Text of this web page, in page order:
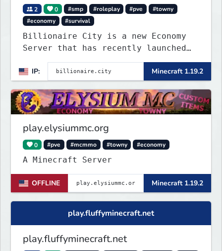
2 0 #smp #roleplay #pve
#towny
#economy
#survival
Billionaire City is a new Economy
Server that has recently launched
into Beta. We offer lots of known-
systems of Economy servers re-
imagined, such as Jobs, Apartments,
Houses and more! As well as
completely new features never seen
IP: Minecraft 1.19.2
play.elysiummc.org
0 #pve #mcmmo #towny #economy
A Minecraft Server
OFFLINE Minecraft 1.19.2
play.fluffyminecraft.net
play.fluffyminecraft.net